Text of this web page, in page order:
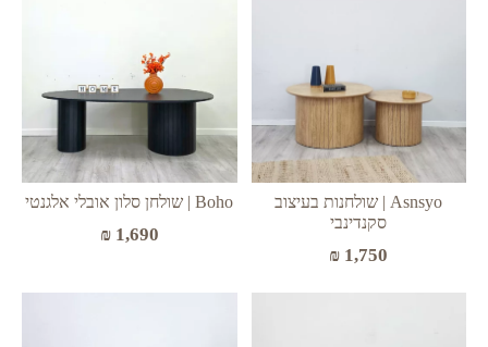
Asnsyo | שולחנות בעיצוב
סקנדינבי
₪ 1,750
Boho | שולחן סלון אובלי אלגנטי
₪1,690